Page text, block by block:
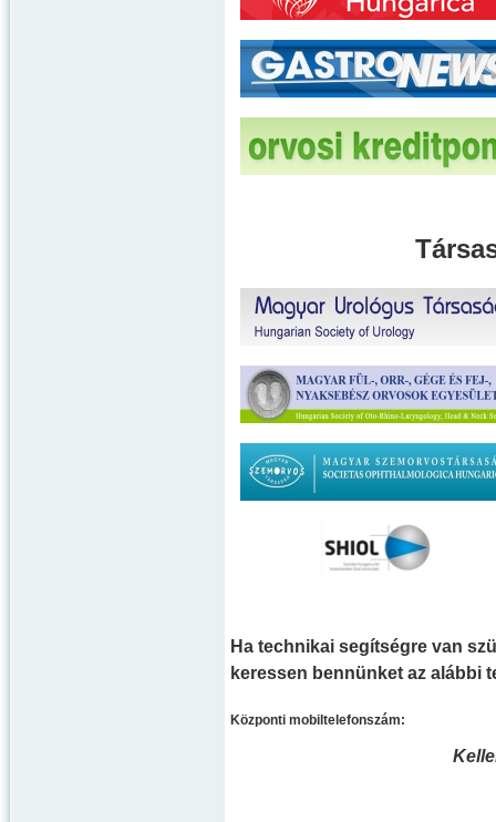
Ha technikai segítségre van
keressen bennünket az alábbi
Központi mobiltelefonszám: